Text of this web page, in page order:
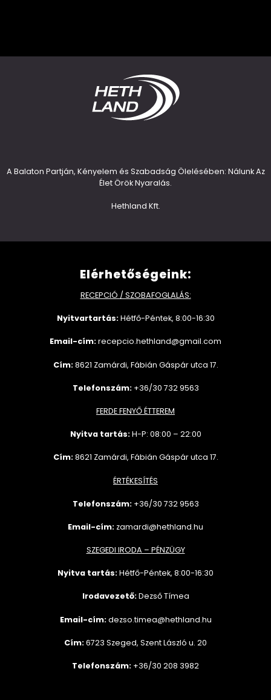
A Balaton Partján, Kényelem és Szabadság Ölelésében: Nálunk Az
Élet Örök Nyaralás.
Hethland Kft.
Elérhetőségeink:
RECEPCIÓ / SZOBAFOGLALÁS:
Nyitvartartás:Hétfő-Péntek, 8:00-16:30
Email-cím:recepcio.hethland@gmail.com
Cím:8621 Zamárdi, Fábián Gáspár utca 17.
Telefonszám: +36/30 732 9563
FERDE FENYŐ ÉTTEREM
Nyitva tartás:H-P: 08:00 – 22:00
Cím:8621 Zamárdi, Fábián Gáspár utca 17.
ÉRTÉKESÍTÉS
Telefonszám: +36/30 7329563
Email-cím: zamardi@hethland.hu
SZEGEDI IRODA – PÉNZÜGY
Nyitva tartás:Hétfő-Péntek, 8:00-16:30
Irodavezető:Dezső Tímea
Email-cím: dezso.timea@hethland.hu
Cím:6723 Szeged, Szent László u. 20
Telefonszám: +36/30 208 3982